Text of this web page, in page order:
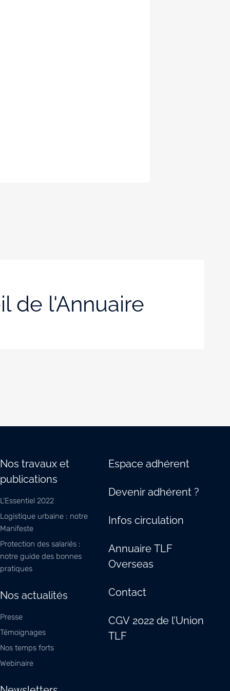
de l'Annuaire
Nos travaux et
publications
L’Essentiel 2022
Logistique urbaine : notre
Manifeste
Protection des salariés :
notre guide des bonnes
pratiques
Nos actualités
Presse
Témoignages
Nos temps forts
Webinaire
Espace adhérent
Devenir adhérent ?
Infos circulation
Annuaire TLF
Overseas
Contact
CGV 2022 de l’Union
TLF